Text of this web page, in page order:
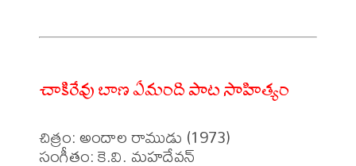
చాకిరేవు బాణ ఏమంది పాట సాహిత్యం
చిత్రం: అందాల రాముడు (1973)
సంగీతం: కె.వి. మహదేవన్